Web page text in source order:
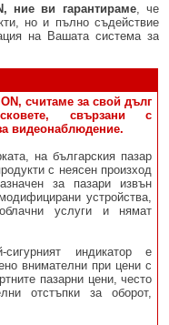
ние ви гарантираме, че
но и пълно съдействие
на Вашата система за
считаме за свой дълг
свързани с
видеонаблюдение.
на българския пазар
с неясен произход
за пазари извън
устройства,
услуги и нямат
индикатор е
внимателни при цени с
пазарни цени, често
отстъпки за оборот,